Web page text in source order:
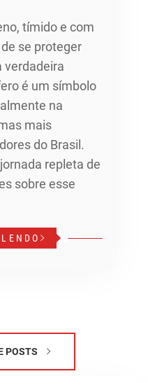
tímido e com
se proteger
verdadeira
é um símbolo
na
mais
do Brasil.
repleta de
sobre esse
POSTS